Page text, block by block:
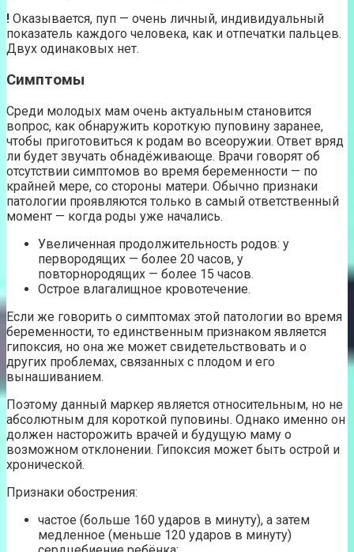
! Оказывается, пуп — очень личный, индивидуальный
показатель каждого человека, как и отпечатки пальцев.
Двух одинаковых нет.
Симптомы
Среди молодых мам очень актуальным становится
вопрос, как обнаружить короткую пуповину заранее,
чтобы приготовиться к родам во всеоружии. Ответ вряд
ли будет звучать обнадёживающе. Врачи говорят об
отсутствии симптомов во время беременности — по
крайней мере, со стороны матери. Обычно признаки
патологии проявляются только в самый ответственный
момент — когда роды уже начались.
Увеличенная продолжительность родов: у
первородящих — более 20 часов, у
повторнородящих — более 15 часов.
Острое влагалищное кровотечение.
Если же говорить о симптомах этой патологии во время
беременности, то единственным признаком является
гипоксия, но она же может свидетельствовать и о
других проблемах, связанных с плодом и его
вынашиванием.
Поэтому данный маркер является относительным, но не
абсолютным для короткой пуповины. Однако именно он
должен насторожить врачей и будущую маму о
возможном отклонении. Гипоксия может быть острой и
хронической.
Признаки обострения:
частое (больше 160 ударов в минуту), а затем
медленное (меньше 120 ударов в минуту)